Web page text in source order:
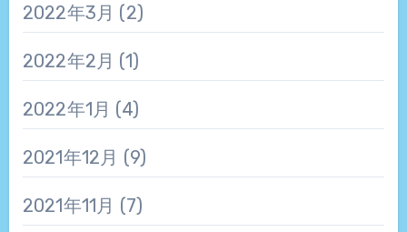
2022年3月 (2)
2022年2月 (1)
2022年1月 (4)
2021年12月 (9)
2021年11月 (7)